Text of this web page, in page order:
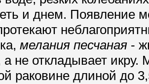
и днем. Появление
мелания песчаная -
не откладывает икру.
раковине длиной до